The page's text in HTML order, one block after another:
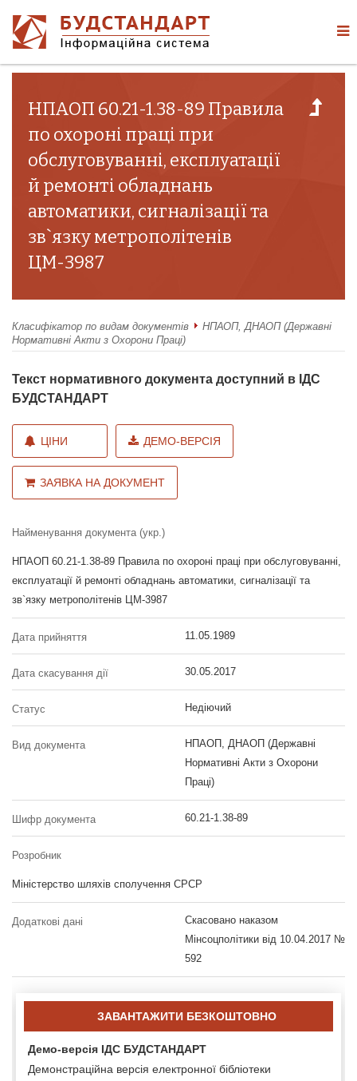
НПАОП 60.21-1.38-89 Правила
по охороні праці при
обслуговуванні, експлуатації
й ремонті обладнань
автоматики, сигналізації та
зв`язку метрополітенів
ЦМ-3987
Класифікатор по видам документів
НПАОП, ДНАОП (Державні
Нормативні Акти з Охорони Праці)
Текст нормативного документа доступний в ІДС
БУДСТАНДАРТ
ЦІНИ ДЕМО-ВЕРСІЯ
ЗАЯВКА НА ДОКУМЕНТ
Найменування документа (укр.)
НПАОП 60.21-1.38-89 Правила по охороні праці при обслуговуванні,
експлуатації й ремонті обладнань автоматики, сигналізації та
зв`язку метрополітенів ЦМ-3987
Дата прийняття 11.05.1989
Дата скасування дії 30.05.2017
Статус Недіючий
Вид документа
НПАОП, ДНАОП (Державні
Нормативні Акти з Охорони
Праці)
Шифр документа 60.21-1.38-89
Розробник
Міністерство шляхів сполучення СРСР
Додаткові дані
Скасовано наказом
Мінсоцполітики від 10.04.2017 №
592
ЗАВАНТАЖИТИ БЕЗКОШТОВНО
Демо-версія ІДС БУДСТАНДАРТ
Демонстраційна версія електронної бібліотеки